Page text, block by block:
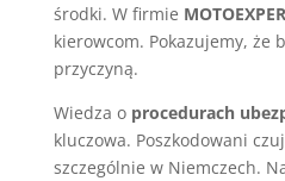
środki. W firmie
kierowcom. Pokazujemy, że
przyczyną.
Wiedza o procedurach
kluczowa. Poszkodowani
szczególnie w Niemczech.